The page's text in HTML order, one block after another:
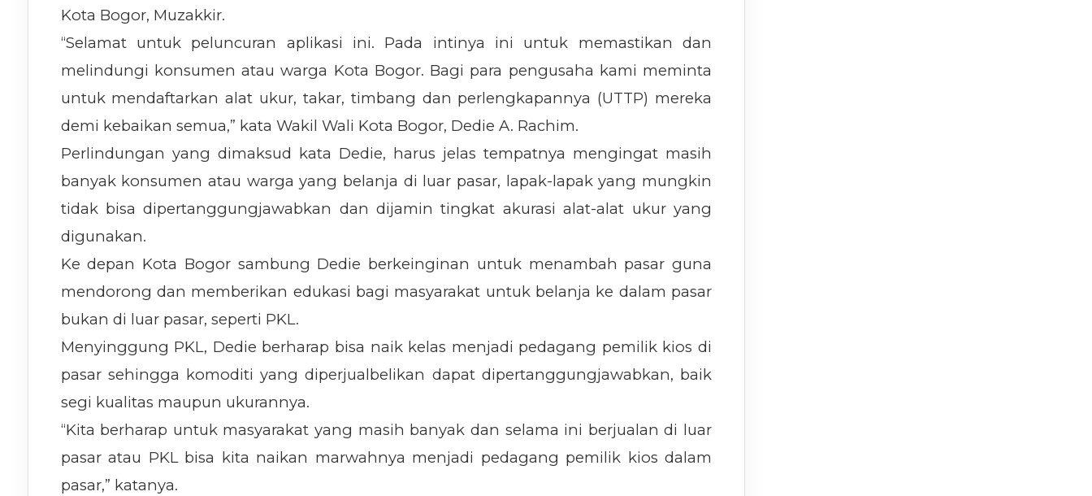
Kota Bogor, Muzakkir.
“Selamat untuk peluncuran aplikasi ini. Pada intinya ini untuk memastikan dan
melindungi konsumen atau warga Kota Bogor. Bagi para pengusaha kami meminta
untuk mendaftarkan alat ukur, takar, timbang dan perlengkapannya (UTTP) mereka
demi kebaikan semua,” kata Wakil Wali Kota Bogor, Dedie A. Rachim.
Perlindungan yang dimaksud kata Dedie, harus jelas tempatnya mengingat masih
banyak konsumen atau warga yang belanja di luar pasar, lapak-lapak yang mungkin
tidak bisa dipertanggungjawabkan dan dijamin tingkat akurasi alat-alat ukur yang
digunakan.
Ke depan Kota Bogor sambung Dedie berkeinginan untuk menambah pasar guna
mendorong dan memberikan edukasi bagi masyarakat untuk belanja ke dalam pasar
bukan di luar pasar, seperti PKL.
Menyinggung PKL, Dedie berharap bisa naik kelas menjadi pedagang pemilik kios di
pasar sehingga komoditi yang diperjualbelikan dapat dipertanggungjawabkan, baik
segi kualitas maupun ukurannya.
“Kita berharap untuk masyarakat yang masih banyak dan selama ini berjualan di luar
pasar atau PKL bisa kita naikan marwahnya menjadi pedagang pemilik kios dalam
pasar,” katanya.